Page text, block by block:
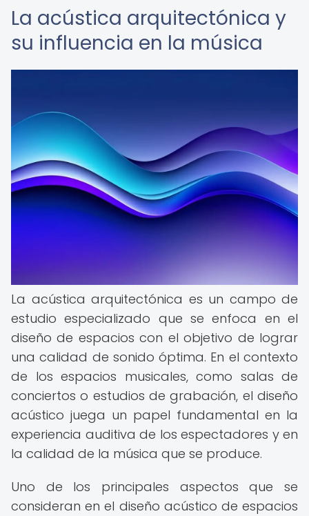
La acústica arquitectónica y
su influencia en la música
La acústica arquitectónica es un campo de
estudio especializado que se enfoca en el
diseño de espacios con el objetivo de lograr
una calidad de sonido óptima. En el contexto
de los espacios musicales, como salas de
conciertos o estudios de grabación, el diseño
acústico juega un papel fundamental en la
experiencia auditiva de los espectadores y en
la calidad de la música que se produce.
Uno de los principales aspectos que se
consideran en el diseño acústico de espacios